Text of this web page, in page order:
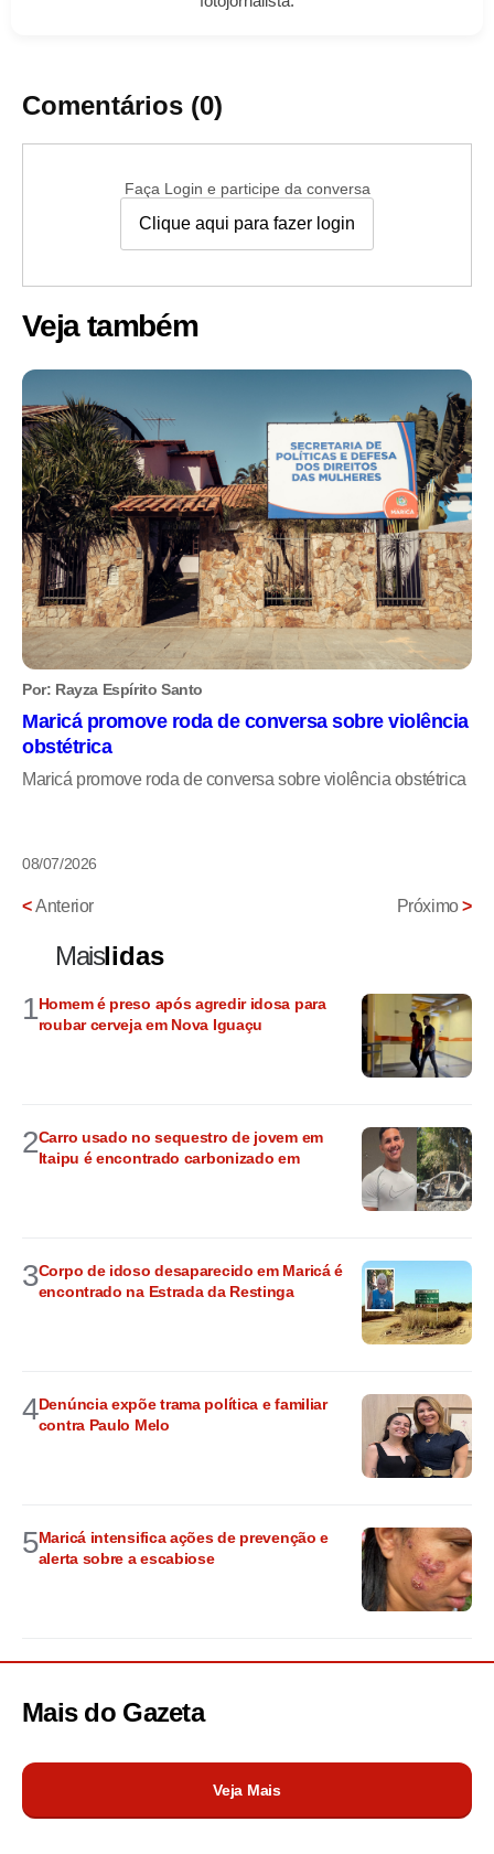
Comentários (0)
Faça Login e participe da conversa
Clique aqui para fazer login
Veja também
Por: Rayza Espírito Santo
Maricá promove roda de conversa sobre violência
obstétrica
Maricá promove roda de conversa sobre violência obstétrica
08/07/2026
<Anterior Próximo>
Maislidas
1Homem é preso após agredir idosa para
roubar cerveja em Nova Iguaçu
2Carro usado no sequestro de jovem em
Itaipu é encontrado carbonizado em
3Corpo de idoso desaparecido em Maricá é
encontrado na Estrada da Restinga
4Denúncia expõe trama política e familiar
contra Paulo Melo
5Maricá intensifica ações de prevenção e
alerta sobre a escabiose
Mais do Gazeta
Veja Mais